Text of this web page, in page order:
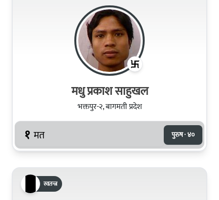
मधु प्रकाश साहुखल
भक्तपुर-२, बागमती प्रदेश
१ मत पुरुष · ४०
स्वतन्त्र